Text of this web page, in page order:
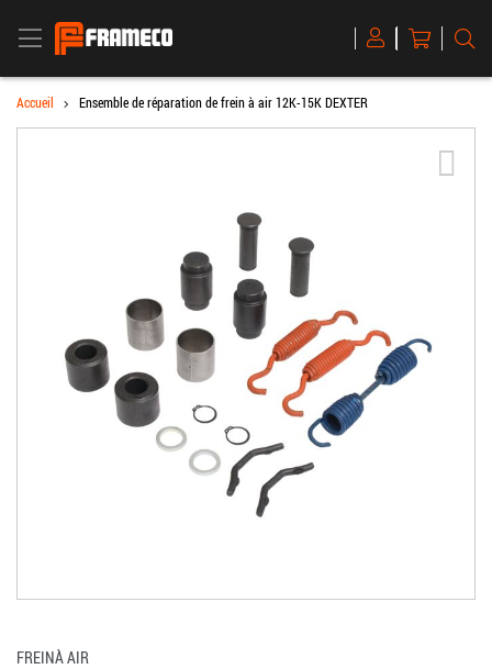
Mon panier
BASCULER LA NAVIGATION
Commerce
Accueil Ensemble de réparation de frein à air 12K-15K DEXTER
FREINÀ AIR